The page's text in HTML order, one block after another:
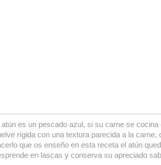
atún es un pescado azul, si su carne se
rígida con una textura parecida a la carne,
que os enseño en esta receta el atún
en lascas y conserva su apreciado